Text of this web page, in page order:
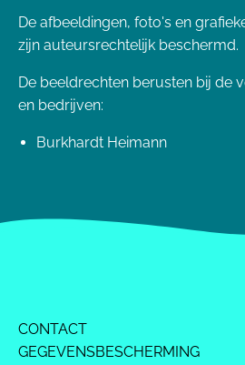
De afbeeldingen, foto's en
zijn auteursrechtelijk beschermd.
De beeldrechten berusten bij de
en bedrijven:
Burkhardt Heimann
CONTACT
GEGEVENSBESCHERMING